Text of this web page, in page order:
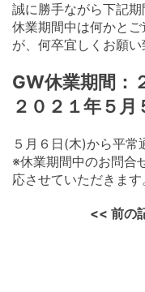
誠に勝手ながら下記期
休業期間中は何かと
が、何卒宜しくお願い
GW休業期間：
２０２１年５月
５月６日(木)から平常
※休業期間中のお問合
応させていただきます
<< 前の